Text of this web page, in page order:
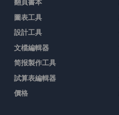
圖表工具
設計工具
文檔編輯器
简报製作工具
試算表編輯器
價格